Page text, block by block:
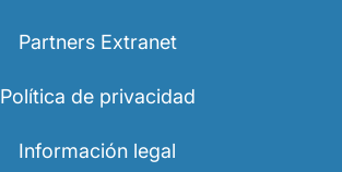
Partners Extranet
Política de privacidad
Información legal